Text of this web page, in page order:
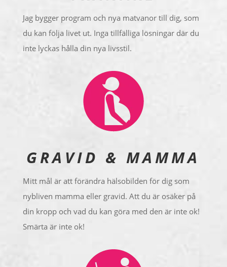
Jag bygger program och nya matvanor till dig, som
du kan följa livet ut. Inga tillfälliga lösningar där du
inte lyckas hålla din nya livsstil.
GRAVID & MAMMA
Mitt mål är att förändra hälsobilden för dig som
nybliven mamma eller gravid. Att du är osäker på
din kropp och vad du kan göra med den är inte ok!
Smärta är inte ok!